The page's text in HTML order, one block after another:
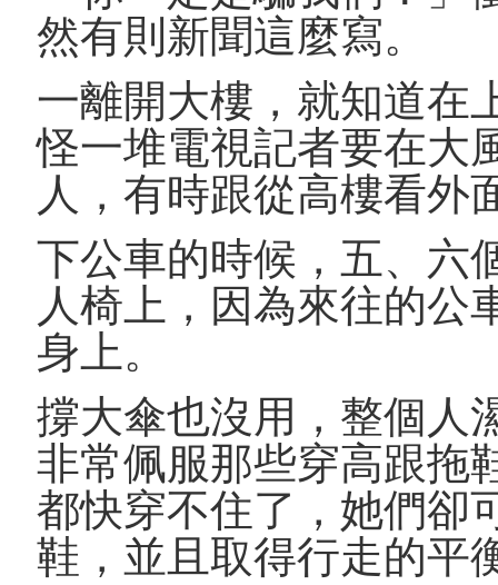
然有則新聞這麼寫。
一離開大樓，就知道在
怪一堆電視記者要在大
人，有時跟從高樓看外
下公車的時候，五、六
人椅上，因為來往的公
身上。
撐大傘也沒用，整個人
非常佩服那些穿高跟拖
都快穿不住了，她們卻
鞋，並且取得行走的平